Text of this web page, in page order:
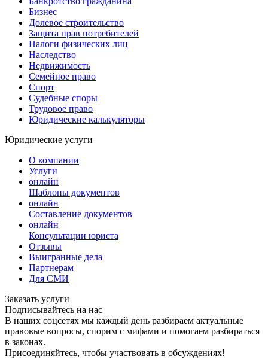
Бизнес
Долевое строительство
Защита прав потребителей
Налоги физических лиц
Наследство
Недвижимость
Семейное право
Спорт
Судебные споры
Трудовое право
Юридические калькуляторы
Юридические услуги
О компании
Услуги
онлайн
Шаблоны документов
онлайн
Составление документов
онлайн
Консультации юриста
Отзывы
Выигранные дела
Партнерам
Для СМИ
Заказать услуги
Подписывайтесь на нас
В наших соцсетях мы каждый день разбираем актуальные
правовые вопросы, спорим с мифами и помогаем разбираться
в законах.
Присоединяйтесь, чтобы участвовать в обсуждениях!